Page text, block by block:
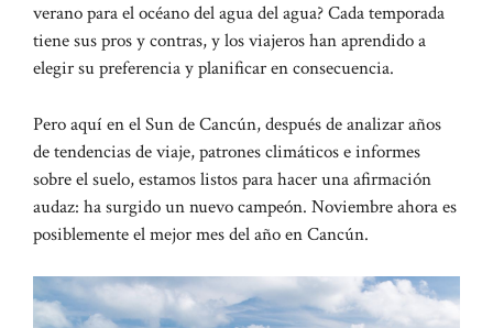
verano para el océano del agua del agua? Cada temporada
tiene sus pros y contras, y los viajeros han aprendido a
elegir su preferencia y planificar en consecuencia.
Pero aquí en el Sun de Cancún, después de analizar años
de tendencias de viaje, patrones climáticos e informes
sobre el suelo, estamos listos para hacer una afirmación
audaz: ha surgido un nuevo campeón. Noviembre ahora es
posiblemente el mejor mes del año en Cancún.